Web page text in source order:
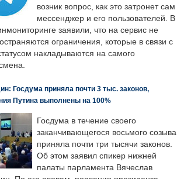
возник вопрос, как это затронет сам
мессенджер и его пользователей. В
заявили, что на сервис не
ограничения, которые в связи с
накладываются на самого
Госдума приняла почти 3 тыс. законов,
Путина выполнены на 100%
Госдума в течение своего
заканчивающегося восьмого созыва
приняла почти три тысячи законов.
Об этом заявил спикер нижней
палаты парламента Вячеслав